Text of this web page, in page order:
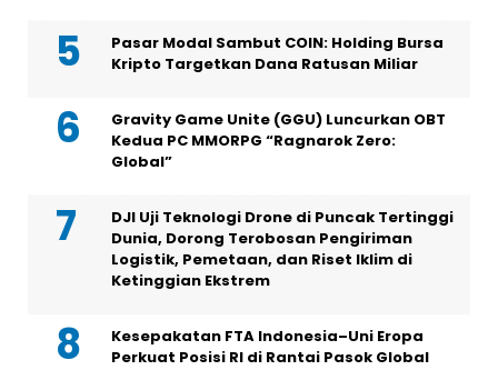
Pasar Modal Sambut COIN: Holding Bursa
Kripto Targetkan Dana Ratusan Miliar
Gravity Game Unite (GGU) Luncurkan OBT
Kedua PC MMORPG “Ragnarok Zero:
Global”
DJI Uji Teknologi Drone di Puncak Tertinggi
Dunia, Dorong Terobosan Pengiriman
Logistik, Pemetaan, dan Riset Iklim di
Ketinggian Ekstrem
Kesepakatan FTA Indonesia–Uni Eropa
Perkuat Posisi RI di Rantai Pasok Global